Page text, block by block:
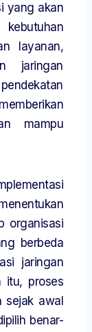
yang akan
kebutuhan
layanan,
jaringan
mampu
organisasi
berbeda
jaringan
itu, proses
sejak awal
benar-